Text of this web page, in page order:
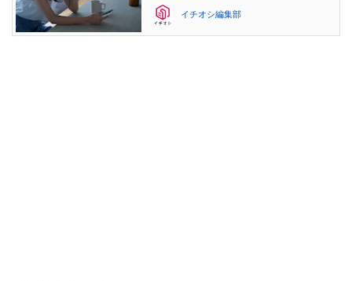
イチオシ編集部